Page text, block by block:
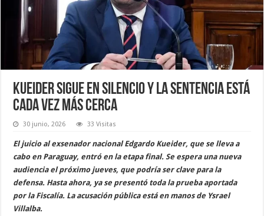
Kueider sigue en silencio y la sentencia está
cada vez más cerca
30 junio, 2026 33 Visitas
El juicio al exsenador nacional Edgardo Kueider, que se lleva a
cabo en Paraguay, entró en la etapa final. Se espera una nueva
audiencia el próximo jueves, que podría ser clave para la
defensa. Hasta ahora, ya se presentó toda la prueba aportada
por la Fiscalía. La acusación pública está en manos de Ysrael
Villalba.